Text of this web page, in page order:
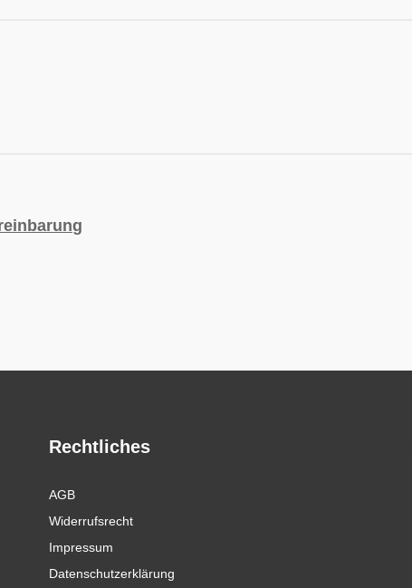
Rechtliches
AGB
Widerrufsrecht
Impressum
Datenschutzerklärung